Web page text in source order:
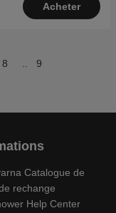
Acheter
8 .. 9
Catalogue de
rechange
Help Center